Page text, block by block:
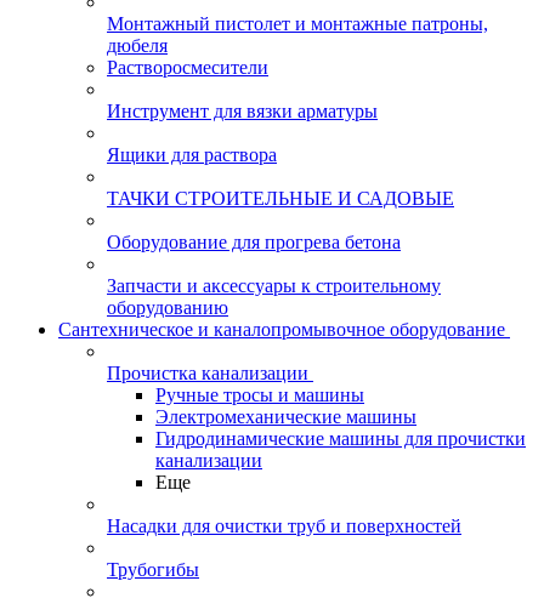
Монтажный пистолет и монтажные патроны,
дюбеля
Растворосмесители
Инструмент для вязки арматуры
Ящики для раствора
ТАЧКИ СТРОИТЕЛЬНЫЕ И САДОВЫЕ
Оборудование для прогрева бетона
Запчасти и аксессуары к строительному
оборудованию
Сантехническое и каналопромывочное оборудование
Прочистка канализации
Ручные тросы и машины
Электромеханические машины
Гидродинамические машины для прочистки
канализации
Еще
Насадки для очистки труб и поверхностей
Трубогибы